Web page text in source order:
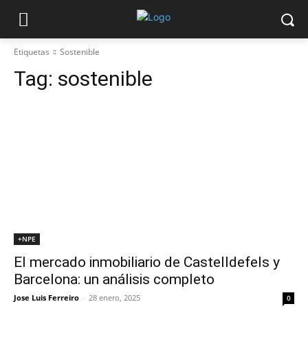
Etiquetas Sostenible
Tag: sostenible
+NPE
El mercado inmobiliario de Castelldefels y
Barcelona: un análisis completo
Jose Luis Ferreiro - 28 enero, 2025 0